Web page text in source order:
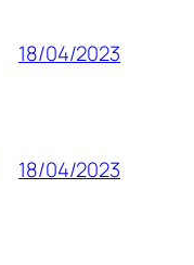
18/04/2023
18/04/2023